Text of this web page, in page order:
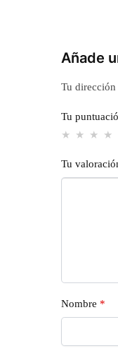
Añade
Tu dirección
Tu
Tu
Nombre *